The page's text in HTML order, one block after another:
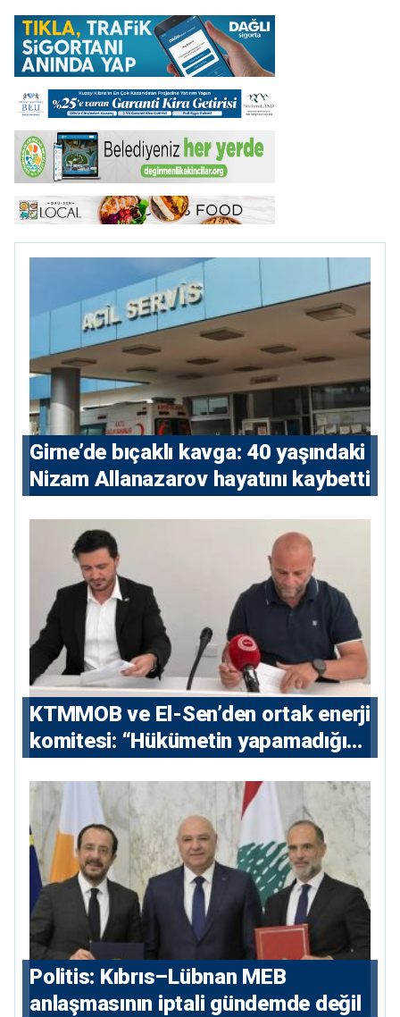
Girne’de bıçaklı kavga: 40 yaşındaki
Nizam Allanazarov hayatını kaybetti
KTMMOB ve El-Sen’den ortak enerji
komitesi: “Hükümetin yapamadığını
Politis: Kıbrıs–Lübnan MEB
anlaşmasının iptali gündemde değil